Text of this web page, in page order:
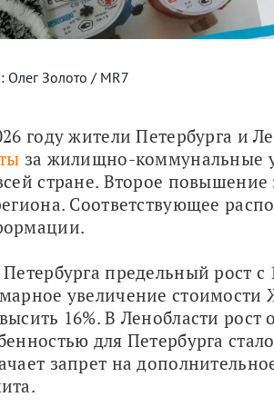
Олег Золото / MR7
году жители Петербурга и
за жилищно-коммунальные
стране. Второе повышение
Соответствующее
предельный рост с
увеличение
16%. В Ленобласти
для Петербурга
запрет на